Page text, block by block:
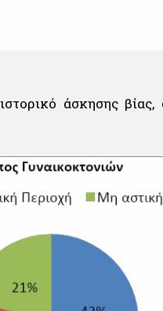
άσκησης βίας,